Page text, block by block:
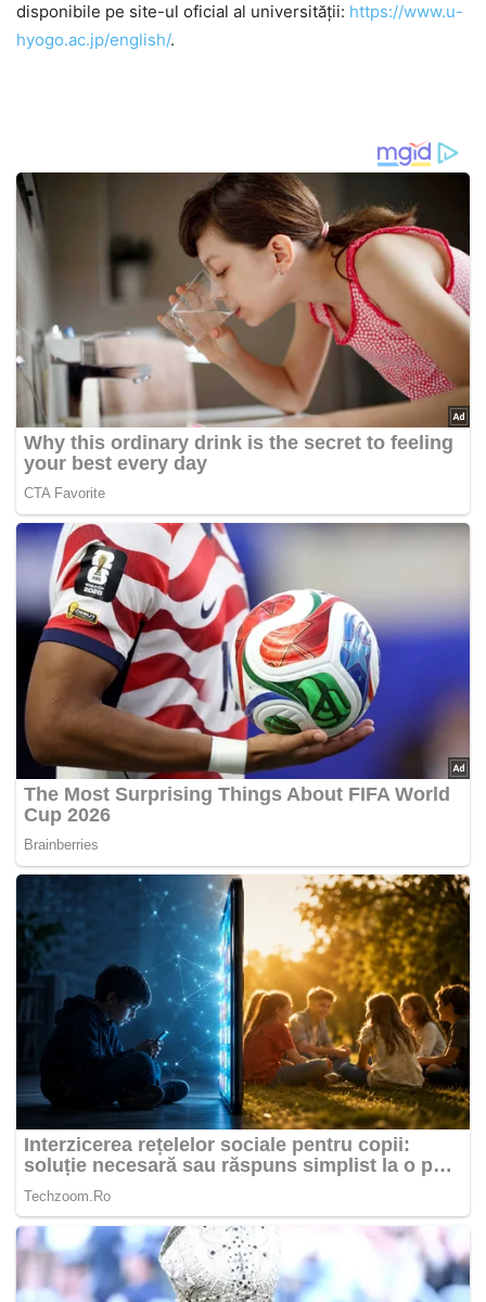
disponibile pe site-ul oficial al universității: https://www.u-
hyogo.ac.jp/english/.